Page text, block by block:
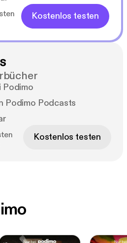
Kostenlos testen
Podimo
Podimo Podcasts
Kostenlos testen